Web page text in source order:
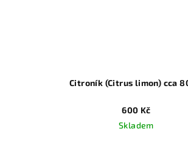
Citroník (Citrus limon) cca
600 Kč
Skladem